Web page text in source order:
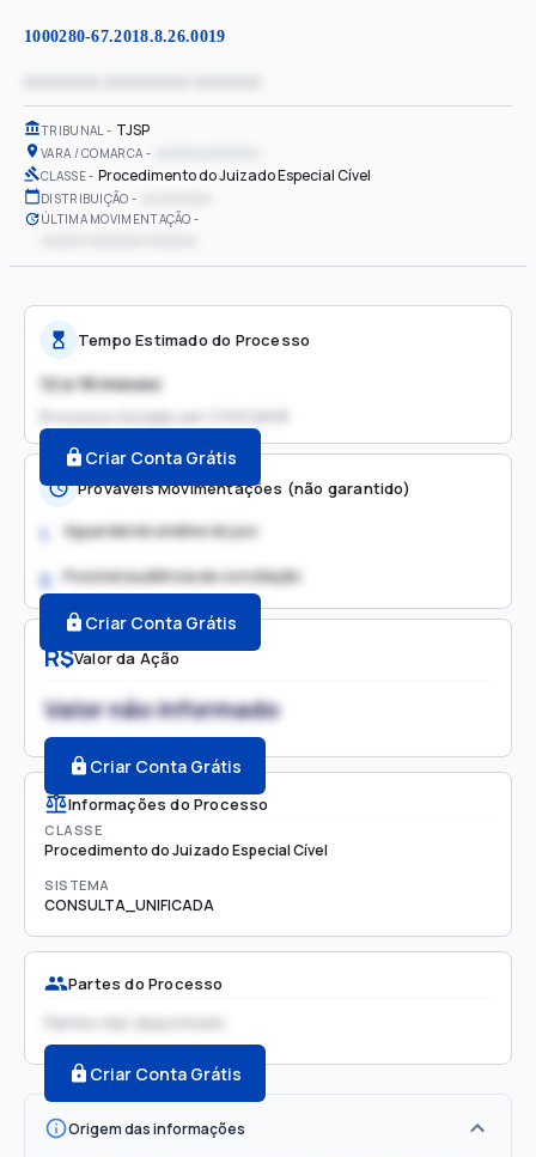
1000280-67.2018.8.26.0019
TRIBUNAL TJSP
VARA / COMARCA
CLASSE Procedimento do Juizado Especial Cível
DISTRIBUIÇÃO
ÚLTIMA MOVIMENTAÇÃO
R$Valor da Ação
Valor não informado
Criar Conta Grátis
Informações do Processo
CLASSE
Procedimento do Juizado Especial Cível
SISTEMA
CONSULTA_UNIFICADA
Partes do Processo
Partes não disponíveis
Criar Conta Grátis
Origem das informações
Tempo Estimado do Processo
12 a 18 meses
Processo iniciado em
Criar Conta Grátis
Prováveis Movimentações (não garantido)
1. Aguardando análise do juiz
2. Possível audiência de conciliação
Criar Conta Grátis